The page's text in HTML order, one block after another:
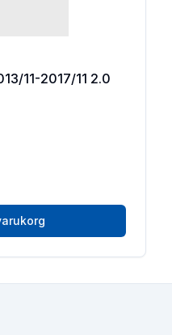
11-2017/11 2.0